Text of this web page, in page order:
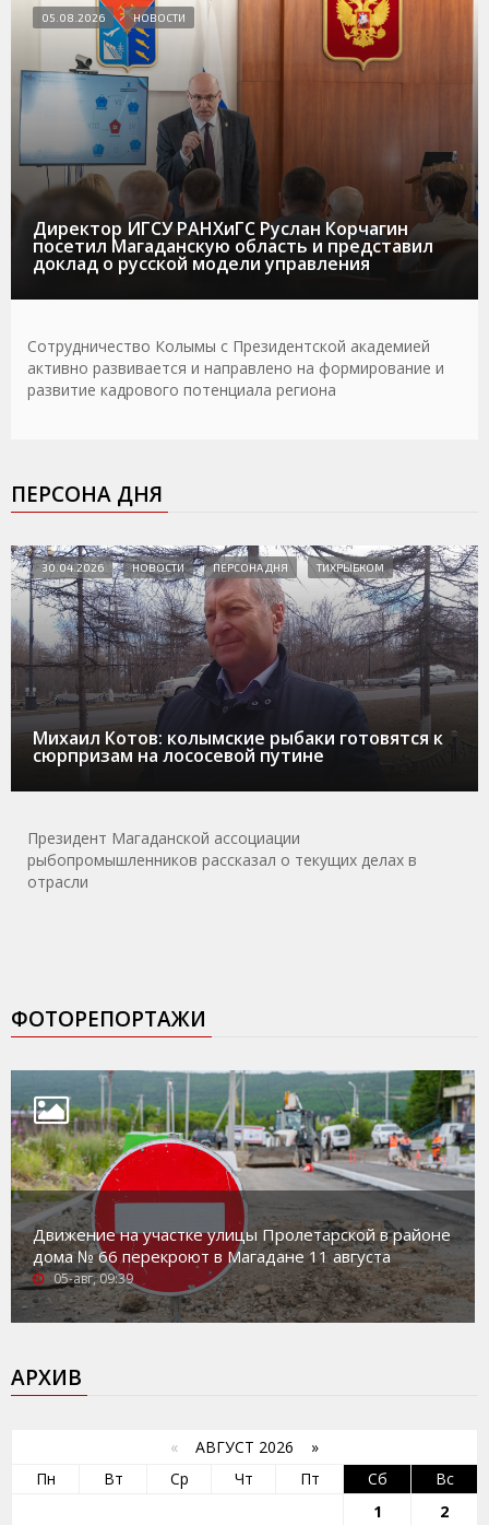
Директор ИГСУ РАНХиГС Руслан Корчагин
посетил Магаданскую область и представил
доклад о русской модели управления
05.08.2026 НОВОСТИ
Сотрудничество Колымы с Президентской академией
активно развивается и направлено на формирование и
развитие кадрового потенциала региона
ПЕРСОНА ДНЯ
Михаил Котов: колымские рыбаки готовятся к
сюрпризам на лососевой путине
30.04.2026 НОВОСТИ ПЕРСОНА ДНЯ ТИХРЫБКОМ
Президент Магаданской ассоциации
рыбопромышленников рассказал о текущих делах в
отрасли
ФОТОРЕПОРТАЖИ
Движение на участке улицы Пролетарской в районе
дома № 66 перекроют в Магадане 11 августа
05-авг, 09:39
АРХИВ
« АВГУСТ 2026 »
Пн
Вт Ср Чт Пт Сб
Вс
1
2